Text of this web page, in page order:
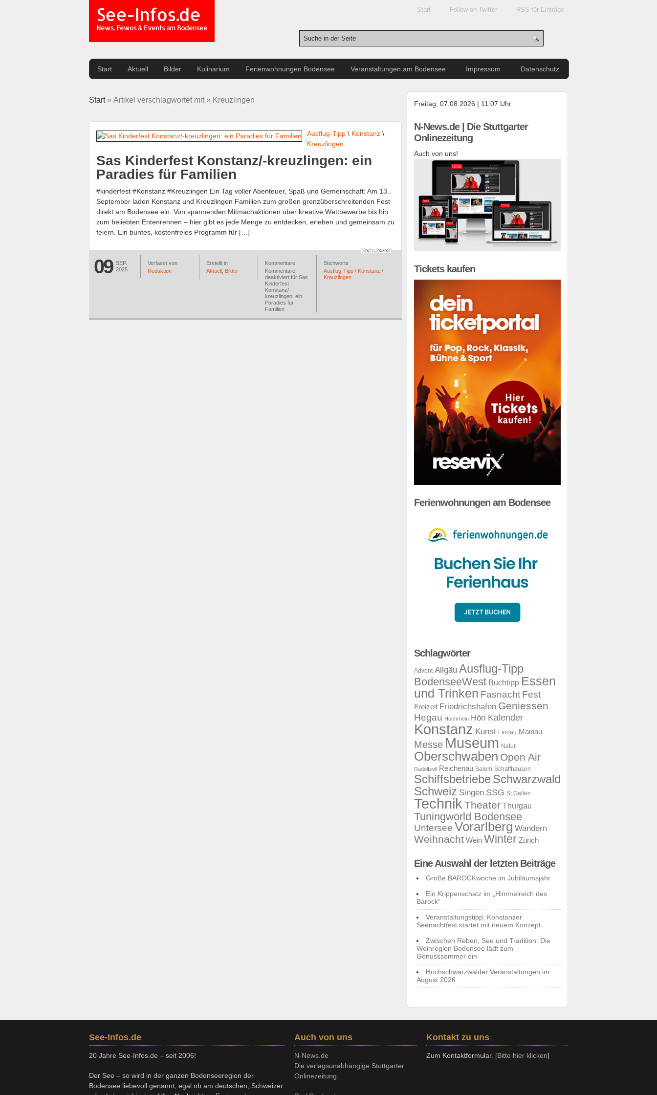
See-Infos.de
News, Fewos & Events am Bodensee
Start Follow on Twitter RSS für Einträge
Start Aktuell Bilder Kulinarium Ferienwohnungen Bodensee Veranstaltungen am Bodensee Impressum Datenschutz
Start» Artikel verschlagwortet mit » Kreuzlingen
Ausflug-Tipp \ Konstanz \
Kreuzlingen
Sas Kinderfest Konstanz/-kreuzlingen: ein
Paradies für Familien
#kinderfest #Konstanz #Kreuzlingen Ein Tag voller Abenteuer, Spaß und Gemeinschaft: Am 13.
September laden Konstanz und Kreuzlingen Familien zum großen grenzüberschreitenden Fest
direkt am Bodensee ein. Von spannenden Mitmachaktionen über kreative Wettbewerbe bis hin
zum beliebten Entenrennen – hier gibt es jede Menge zu entdecken, erleben und gemeinsam zu
feiern. Ein buntes, kostenfreies Programm für […]
09 SEP.
2025
Verfasst von
Redaktion
Erstellt in
Aktuell Bilder
Kommentare
Kommentare
deaktiviert für Sas
Kinderfest
Konstanz/-
kreuzlingen: ein
Paradies für
Familien
Stichworte
Ausflug-Tipp \ Konstanz \
Kreuzlingen
Mehr lesen
Freitag, 07.08.2026 | 11:07 Uhr
N-News.de | Die Stuttgarter
Onlinezeitung
Auch von uns!
Tickets kaufen
Ferienwohnungen am Bodensee
Schlagwörter
Advent Allgäu Ausflug-Tipp
BodenseeWest Buchtipp Essen
und Trinken Fasnacht Fest
Freizeit Friedrichshafen Geniessen
Hegau Hochrhein Höri Kalender
Konstanz Kunst Lindau Mainau
Messe Museum Natur
Oberschwaben Open Air
Radolfzell Reichenau Salem Schaffhausen
SchiffsbetriebeSchwarzwald
Schweiz Singen SSG St.Gallen
Technik Theater Thurgau
Tuningworld Bodensee
Untersee Vorarlberg Wandern
Weihnacht Wein Winter Zürich
Eine Auswahl der letzten Beiträge
Große BAROCKwoche im Jubiläumsjahr
Ein Krippenschatz im „Himmelreich des
Barock“
Veranstaltungstipp: Konstanzer
Seenachtfest startet mit neuem Konzept
Zwischen Reben, See und Tradition: Die
Weinregion Bodensee lädt zum
Genusssommer ein
Hochschwarzwälder Veranstaltungen im
August 2026
See-Infos.de
20 Jahre See-Infos.de – seit 2006!
Der See – so wird in der ganzen Bodenseeregion der
Bodensee liebevoll genannt, egal ob am deutschen, Schweizer
Auch von uns
N-News.de
Die verlagsunabhängige Stuttgarter
Onlinezeitung.
Kontakt zu uns
Zum Kontaktformular. [Bitte hier klicken]